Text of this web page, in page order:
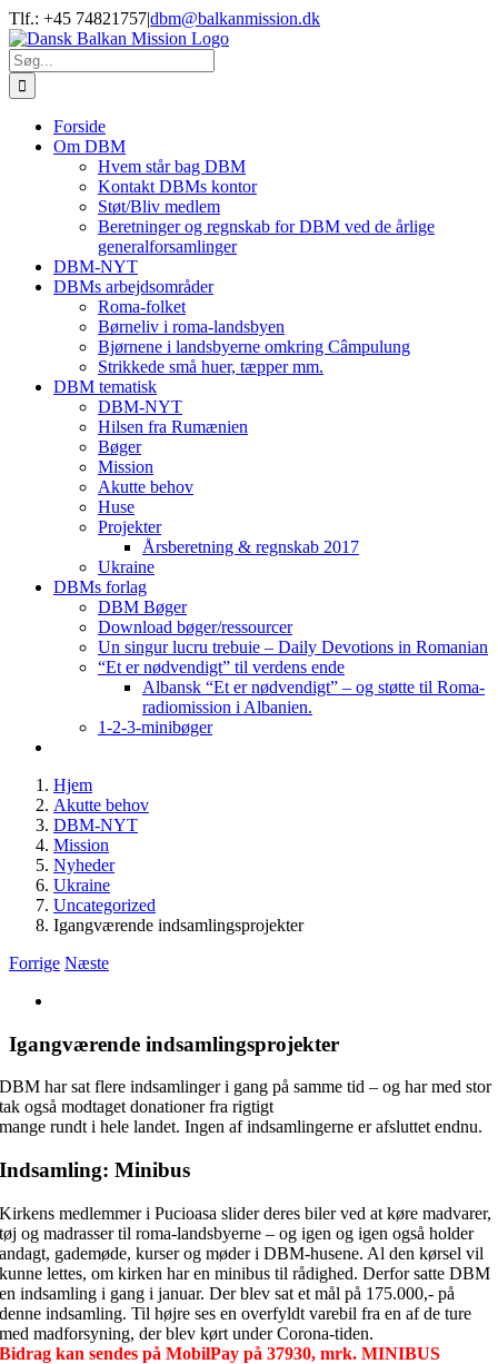
Skip
to
content
Tlf.: +45 74821757|dbm@balkanmission.dk
Søg
efter:
Forside
Om DBM
Hvem står bag DBM
Kontakt DBMs kontor
Støt/Bliv medlem
Beretninger og regnskab for DBM ved de årlige
generalforsamlinger
DBM-NYT
DBMs arbejdsområder
Roma-folket
Børneliv i roma-landsbyen
Bjørnene i landsbyerne omkring Câmpulung
Strikkede små huer, tæpper mm.
DBM tematisk
DBM-NYT
Hilsen fra Rumænien
Bøger
Mission
Akutte behov
Huse
Projekter
Årsberetning & regnskab 2017
Ukraine
DBMs forlag
DBM Bøger
Download bøger/ressourcer
Un singur lucru trebuie – Daily Devotions in Romanian
“Et er nødvendigt” til verdens ende
Albansk “Et er nødvendigt” – og støtte til Roma-
radiomission i Albanien.
1-2-3-minibøger
Hjem
Akutte behov
DBM-NYT
Mission
Nyheder
Ukraine
Uncategorized
Igangværende indsamlingsprojekter
Forrige Næste
billede
Igangværende indsamlingsprojekter
DBM har sat flere indsamlinger i gang på samme tid – og har med stor
tak også modtaget donationer fra rigtigt
mange rundt i hele landet. Ingen af indsamlingerne er afsluttet endnu.
Indsamling: Minibus
Kirkens medlemmer i Pucioasa slider deres biler ved at køre madvarer,
tøj og madrasser til roma-landsbyerne – og igen og igen også holder
andagt, gademøde, kurser og møder i DBM-husene. Al den kørsel vil
kunne lettes, om kirken har en minibus til rådighed. Derfor satte DBM
en indsamling i gang i januar. Der blev sat et mål på 175.000,- på
denne indsamling. Til højre ses en overfyldt varebil fra en af de ture
med madforsyning, der blev kørt under Corona-tiden.
Bidrag kan sendes på MobilPay på 37930, mrk. MINIBUS